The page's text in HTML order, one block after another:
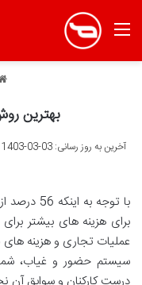
منو
بهترین
آخرین به روز رسانی: 03-03-1403
با توجه
برای هزینه های بیشتر
عملیات تجاری و هزینه
سیستم حضور و غیاب، شما